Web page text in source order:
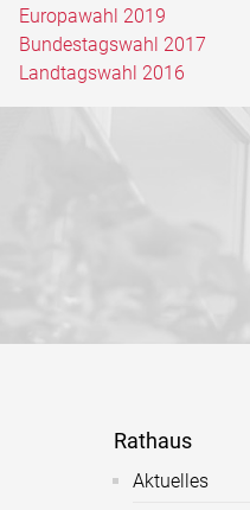
Europawahl 2019
Bundestagswahl 2017
Landtagswahl 2016
Rathaus
Aktuelles